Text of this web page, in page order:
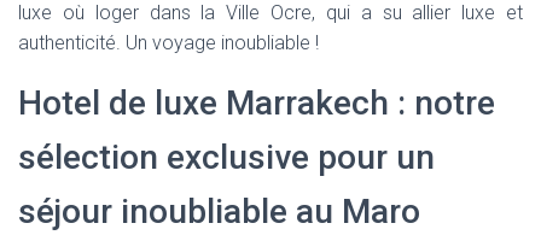
luxe où loger dans la Ville Ocre, qui a su allier luxe et
authenticité. Un voyage inoubliable !
Hotel de luxe Marrakech : notre
sélection exclusive pour un
séjour inoubliable au Maro